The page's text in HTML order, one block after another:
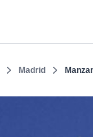
Madrid